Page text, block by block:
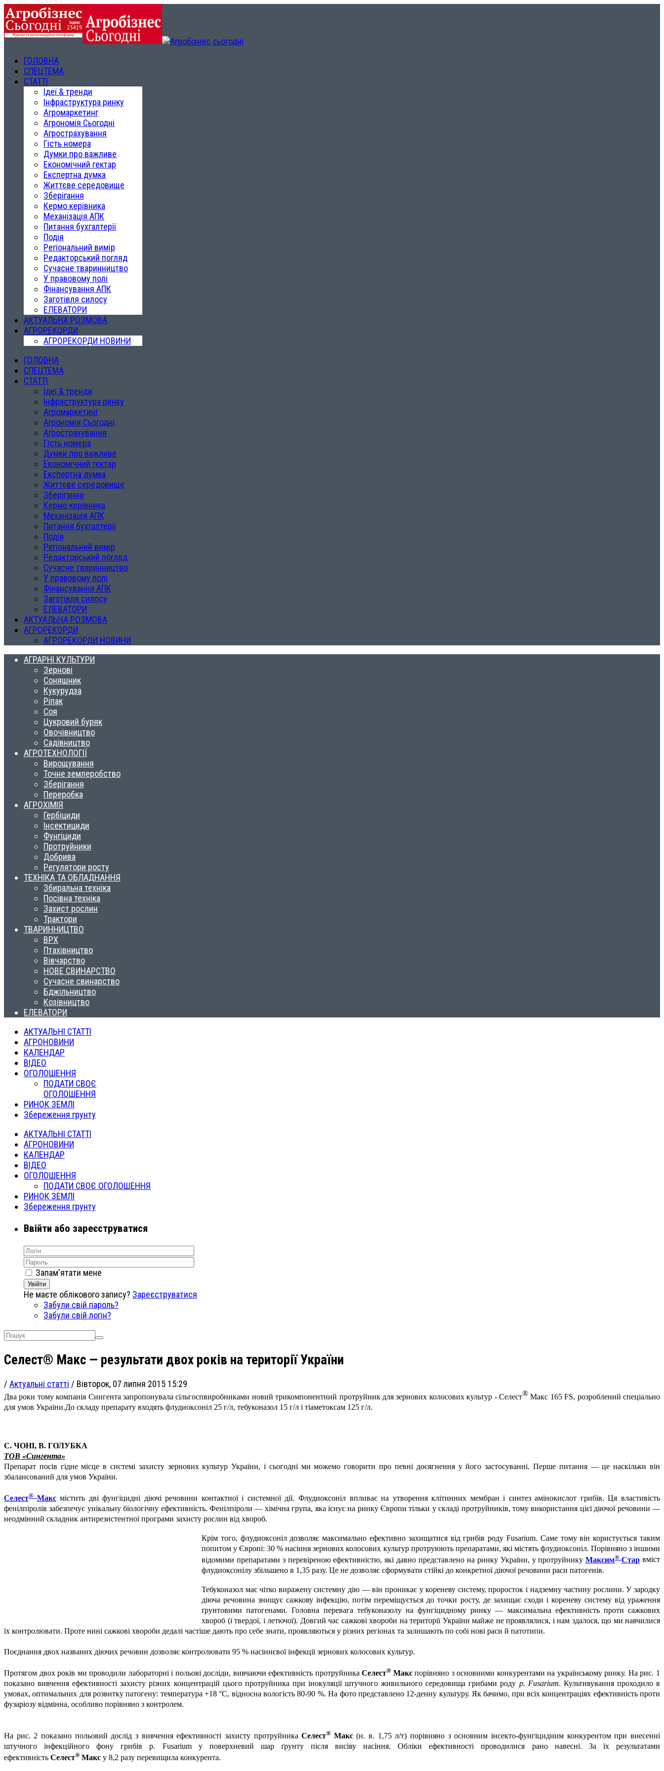
ГОЛОВНА
СПЕЦТЕМА
СТАТТІ
Ідеї & тренди
Інфраструктура ринку
Агромаркетинг
Агрономія Сьогодні
Агрострахування
Гість номера
Думки про важливе
Економічний гектар
Експертна думка
Життєве середовище
Зберігання
Кермо керівника
Механізація АПК
Питання бухгалтерії
Подія
Регіональний вимір
Редакторський погляд
Сучасне тваринництво
У правовому полі
Фінансування АПК
Заготівля силосу
ЕЛЕВАТОРИ
АКТУАЛЬНА РОЗМОВА
АГРОРЕКОРДИ
АГРОРЕКОРДИ НОВИНИ
ГОЛОВНА
СПЕЦТЕМА
СТАТТІ
Ідеї & тренди
Інфраструктура ринку
Агромаркетинг
Агрономія Сьогодні
Агрострахування
Гість номера
Думки про важливе
Економічний гектар
Експертна думка
Життєве середовище
Зберігання
Кермо керівника
Механізація АПК
Питання бухгалтерії
Подія
Регіональний вимір
Редакторський погляд
Сучасне тваринництво
У правовому полі
Фінансування АПК
Заготівля силосу
ЕЛЕВАТОРИ
АКТУАЛЬНА РОЗМОВА
АГРОРЕКОРДИ
АГРОРЕКОРДИ НОВИНИ
АГРАРНІ КУЛЬТУРИ
Зернові
Соняшник
Кукурудза
Ріпак
Соя
Цукровий буряк
Овочівництво
Садівництво
АГРОТЕХНОЛОГІЇ
Вирощування
Точне землеробство
Зберігання
Переробка
АГРОХІМІЯ
Гербіциди
Інсектициди
Фунгіциди
Протруйники
Добрива
Регулятори росту
ТЕХНІКА ТА ОБЛАДНАННЯ
Збиральна техніка
Посівна техніка
Захист рослин
Трактори
ТВАРИННИЦТВО
ВРХ
Птахівництво
Вівчарство
НОВЕ СВИНАРСТВО
Сучасне свинарство
Бджільництво
Козівництво
ЕЛЕВАТОРИ
АКТУАЛЬНІ СТАТТІ
АГРОНОВИНИ
КАЛЕНДАР
ВІДЕО
ОГОЛОШЕННЯ
ПОДАТИ СВОЄ
ОГОЛОШЕННЯ
РИНОК ЗЕМЛІ
Збереження грунту
АКТУАЛЬНІ СТАТТІ
АГРОНОВИНИ
КАЛЕНДАР
ВІДЕО
ОГОЛОШЕННЯ
ПОДАТИ СВОЄ ОГОЛОШЕННЯ
РИНОК ЗЕМЛІ
Збереження грунту
Ввійти або зареєструватися
Запам'ятати мене
Увійти
Не маєте облікового запису? Зареєструватися
Забули свій пароль?
Забули свій логін?
Селест® Макс — результати двох років на території України
/ Актуальні статті / Вівторок, 07 липня 2015 15:29
Два роки тому компанія Сингента запропонувала сільгоспвиробниками новий трикомпонентний протруйник для зернових колосових культур - Селест® Макс 165 FS, розроблений спеціально
для умов України.До складу препарату входять флудиоксоніл 25 г/л, тебуконазол 15 г/л і тіаметоксам 125 г/л.
С. ЧОНІ, В. ГОЛУБКА
ТОВ «Сингента»
Препарат посів гідне місце в системі захисту зернових культур України, і сьогодні ми можемо говорити про певні досягнення у його застосуванні. Перше питання — це наскільки він
збалансований для умов України.
Селест® Максмістить дві фунгіцидні діючі речовини контактної і системної дії. Флудиоксоніл впливає на утворення клітинних мембран і синтез амінокислот грибів. Ця властивість
фенілпіролів забезпечує унікальну біологічну ефективність. Фенілпіроли — хімічна група, яка існує на ринку Європи тільки у складі протруйників, тому використання цієї діючої речовини —
неодмінний складник антирезистентної програми захисту рослин від хвороб.
Крім того, флудиоксоніл дозволяє максимально ефективно захищатися від грибів роду Fusarium. Саме тому він користується таким
попитом у Європі: 30 % насіння зернових колосових культур протруюють препаратами, які містять флудиоксоніл. Порівняно з іншими
відомими препаратами з перевіреною ефективністю, які давно представлено на ринку України, у протруйникуМаксим® Стар вміст
флудиоксонілу збільшено в 1,35 разу. Це не дозволяє сформувати стійкі до конкретної діючої речовини раси патогенів.
Тебуконазол має чітко виражену системну дію — він проникає у кореневу систему, проросток і надземну частину рослини. У зародку
діюча речовина знищує сажкову інфекцію, потім переміщується до точки росту, де захищає сходи і кореневу систему від ураження
ґрунтовими патогенами. Головна перевага тебуконазолу на фунгіцидному ринку — максимальна ефективність проти сажкових
хвороб (і твердої, і летючої). Довгий час сажкові хвороби на території України майже не проявлялися, і нам здалося, що ми навчилися
їх контролювати. Проте нині сажкові хвороби дедалі частіше дають про себе знати, проявляються у різних регіонах та залишають по собі нові раси й патотипи.
Поєднання двох названих діючих речовин дозволяє контролювати 95 % насіннєвої інфекції зернових колосових культур.
Протягом двох років ми проводили лабораторні і польові досліди, вивчаючи ефективність протруйникаСелест® Макспорівняно з основними конкурентами на українському ринку. На рис. 1
показано вивчення ефективності захисту різних концентрацій цього протруйника при інокуляції штучного живильного середовища грибами роду р. Fusarium. Культивування проходило в
умовах, оптимальних для розвитку патогену: температура +18 °С, відносна вологість 80-90 %. На фото представлено 12-денну культуру. Як бачимо, при всіх концентраціях ефективність проти
фузаріозу відмінна, особливо порівняно з контролем.
На рис. 2 показано польовий дослід з вивчення ефективності захисту протруйникаСелест® Макс(н. в. 1,75 л/т) порівняно з основним інсекто-фунгіцидним конкурентом при внесенні
штучного інфекційного фону грибів р. Fusarium у поверхневий шар ґрунту після висіву насіння. Обліки ефективності проводилися рано навесні. За їх результатами
ефективність Селест® Макс у 8,2 разу перевищила конкурента.